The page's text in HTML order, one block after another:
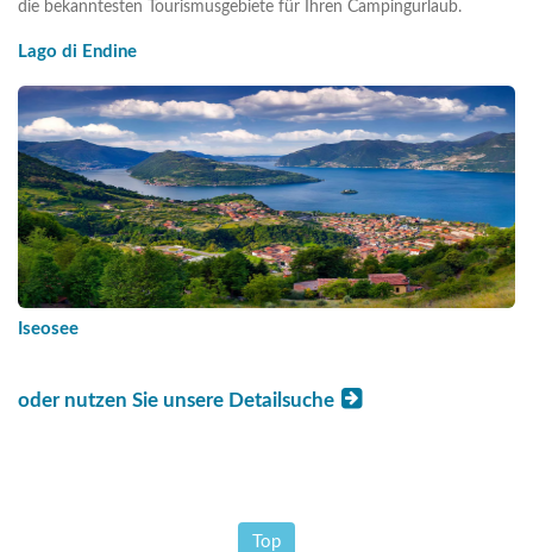
die bekanntesten Tourismusgebiete für Ihren Campingurlaub.
Lago di Endine
Iseosee
oder nutzen Sie unsere Detailsuche
Top